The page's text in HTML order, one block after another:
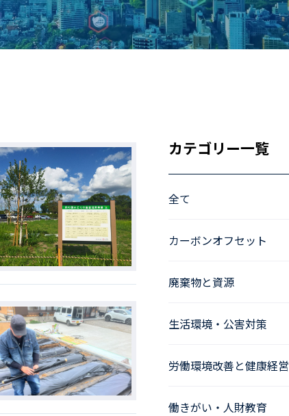
募集要項一覧
ドライバー職場体験
カテゴリー一覧
全て
カーボンオフセット
廃棄物と資源
生活環境・公害対策
労働環境改善と健康経営
働きがい・人財教育